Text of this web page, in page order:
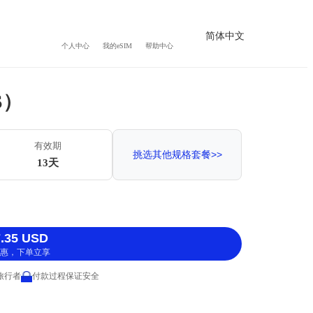
个人中心 我的eSIM 帮助中心
简体中文
有效期
13天
挑选其他规格套餐>>
USD
，下单立享
行者 付款过程保证安全